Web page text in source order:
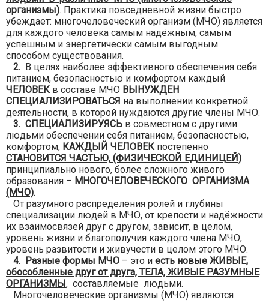
организмы). Практика повседневной жизни быстро
убеждает: многочеловеческий организм (МЧО) является
для каждого человека самым надёжным, самым
успешным и энергетически самым выгодным
способом существования.
2. В целях наиболее эффективного обеспечения себя
питанием, безопасностью и комфортом каждый
ЧЕЛОВЕКв составе МЧО ВЫНУЖДЕН
СПЕЦИАЛИЗИРОВАТЬСЯ на выполнении конкретной
деятельности, в которой нуждаются другие члены МЧО.
3. СПЕЦИАЛИЗИРУЯСЬ в совместном с другими
людьми обеспечении себя питанием, безопасностью,
комфортом, КАЖДЫЙ ЧЕЛОВЕКпостепенно
СТАНОВИТСЯ ЧАСТЬЮ, (ФИЗИЧЕСКОЙ ЕДИНИЦЕЙ)
принципиально нового, более сложного живого
образования – МНОГОЧЕЛОВЕЧЕСКОГО ОРГАНИЗМА
(МЧО).
От разумного распределения ролей и глубины
специализации людей в МЧО, от крепости и надёжности
их взаимосвязей друг с другом, зависит, в целом,
уровень жизни и благополучия каждого члена МЧО,
уровень развитости и живучести в целом этого МЧО.
4. Разные формы МЧО – это и есть новые ЖИВЫЕ,
обособленные друг от друга, ТЕЛА, ЖИВЫЕ РАЗУМНЫЕ
ОРГАНИЗМЫ , составляемые людьми.
Многочеловеческие организмы (МЧО) являются